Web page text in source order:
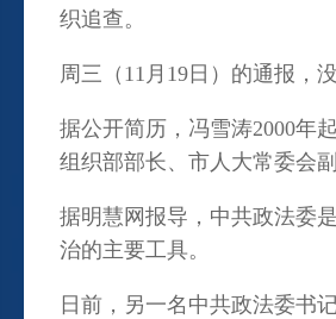
织追查。
周三（11月19日）的通报，
据公开简历，冯雪涛2000年
组织部部长、市人大常委会
据明慧网报导，中共政法委
治的主要工具。
日前，另一名中共政法委书